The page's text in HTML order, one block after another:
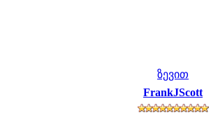
ზევით
FrankJScott